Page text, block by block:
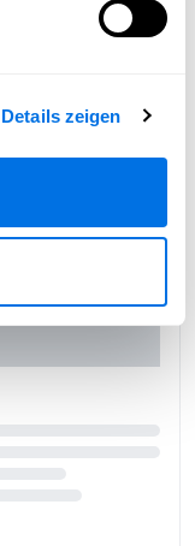
Details zeigen